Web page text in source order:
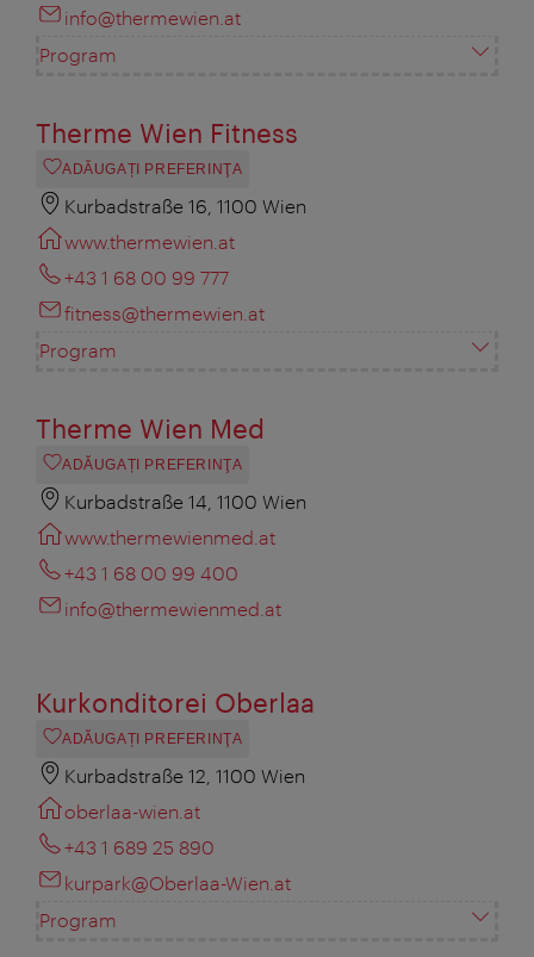
info@thermewien.at
Program
Therme Wien Fitness
ADĂUGAȚI PREFERINŢA
Kurbadstraße 16, 1100 Wien
www.thermewien.at
+43 1 68 00 99 777
fitness@thermewien.at
Program
Therme Wien Med
ADĂUGAȚI PREFERINŢA
Kurbadstraße 14, 1100 Wien
www.thermewienmed.at
+43 1 68 00 99 400
info@thermewienmed.at
Kurkonditorei Oberlaa
ADĂUGAȚI PREFERINŢA
Kurbadstraße 12, 1100 Wien
oberlaa-wien.at
+43 1 689 25 890
kurpark@Oberlaa-Wien.at
Program